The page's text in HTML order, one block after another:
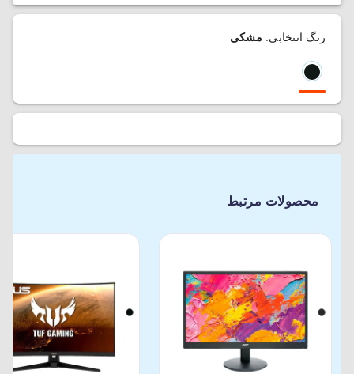
رنگ انتخابی: مشکی
محصولات مرتبط